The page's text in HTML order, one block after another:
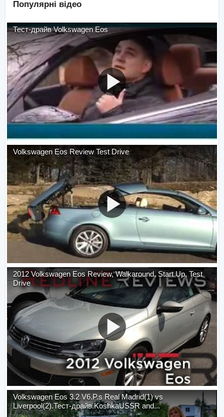
Популярні відео
Тест-драйв Volkswagen Eos
Volkswagen Eos Review Test Drive
2012 Volkswagen Eos Review, Walkaround, Start Up, Test
Drive
Volkswagen Eos 3.2 V6.P.s Real Madrid(1) vs
Liverpool(2).Тест-драйв.KoshkaUSSR and...